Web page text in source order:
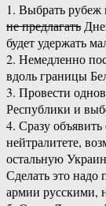
1. Выбрать рубеж
не предлагать
будет удержать
2. Немедленно
вдоль границы
3. Провести
Республики и
4. Сразу
нейтралитете,
остальную
Сделать это надо
армии русскими,